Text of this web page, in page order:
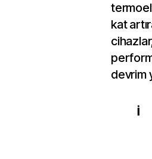
kat
devrim
İ